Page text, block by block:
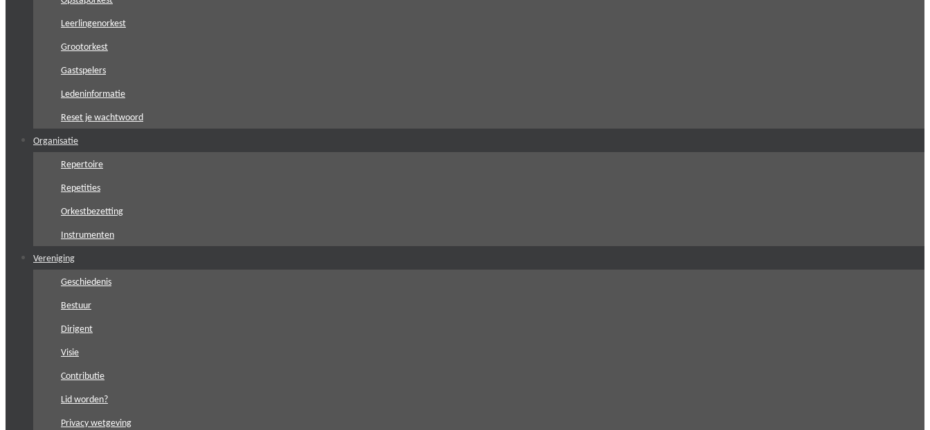
Leerlingenorkest
Grootorkest
Gastspelers
Ledeninformatie
Reset je wachtwoord
Organisatie
Repertoire
Repetities
Orkestbezetting
Instrumenten
Vereniging
Geschiedenis
Bestuur
Dirigent
Visie
Contributie
Lid worden?
Privacy wetgeving